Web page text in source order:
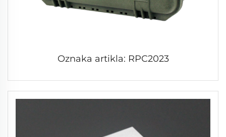
Oznaka artikla: RPC2023